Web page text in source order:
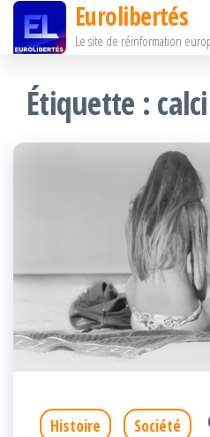
Passer
contenu
Eurolibertés
Le site de réinformation
Étiquette :
Histoire Société